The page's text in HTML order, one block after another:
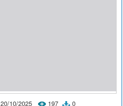
20/10/2025 197 0